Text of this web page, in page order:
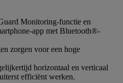
Monitoring-functie en
app met Bluetooth®-
zorgen voor een hoge
horizontaal en verticaal
efficiënt werken.